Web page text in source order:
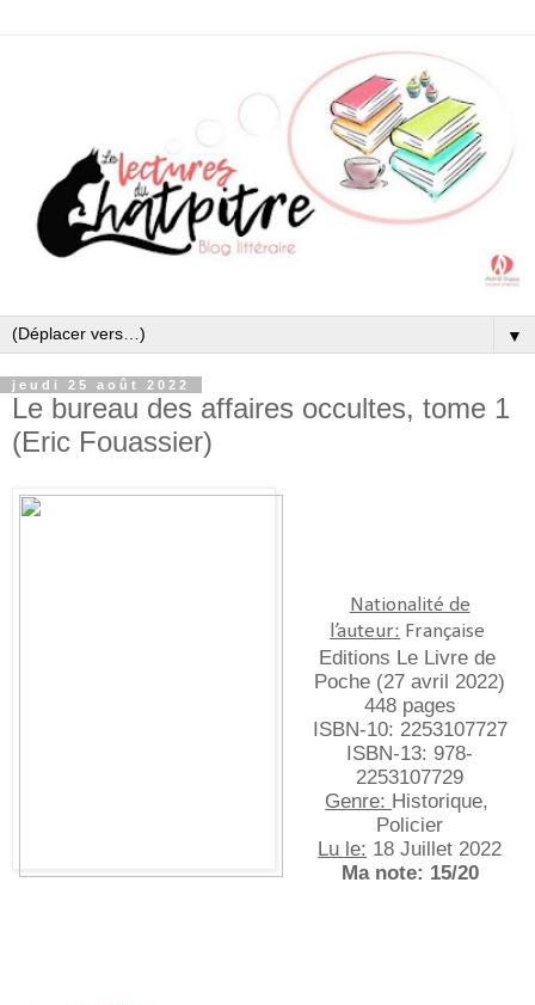
▼
jeudi 25 août 2022
Le bureau des affaires occultes, tome 1
(Eric Fouassier)
Nationalité de
l’auteur: Française
Editions Le Livre de
Poche (27 avril 2022)
448 pages
ISBN-10:‎ 2253107727
ISBN-13:‎ 978-
2253107729
Genre: Historique,
Policier
Lu le: 18 Juillet 2022
Ma note: 15/20